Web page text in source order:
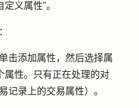
定义属性"。
击添加属性，然后选择属
属性。只有正在处理的对
记录上的交易属性）。